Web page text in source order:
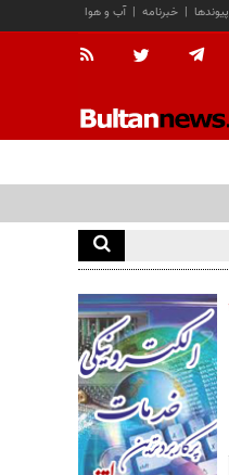
آب و هوا | خبرنامه | پیوندها